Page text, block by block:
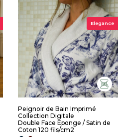
Elegance
Peignoir de Bain Imprimé
Collection Digitale
Double Face Eponge / Satin de
Coton 120 fils/cm2